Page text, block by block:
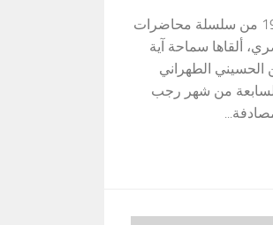
وهي المحاضرة رقم 190 من سلسلة محاضرات
ألقاها سماحة آية
الحسيني الطهراني
من شهر رجب